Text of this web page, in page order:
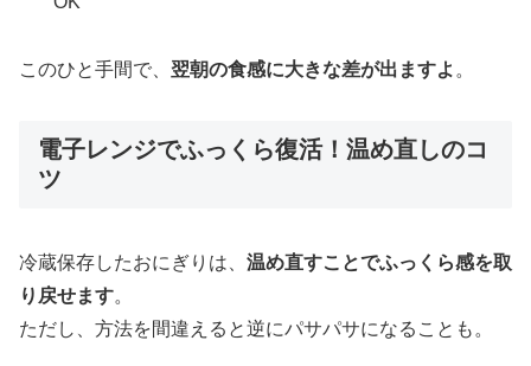
このひと手間で、 翌朝の食感に大きな差が出ますよ 。
電子レンジでふっくら復活！温め直しのコ
ツ
冷蔵保存したおにぎりは、 温め直すことでふっくら感を取
り戻せます。
ただし、方法を間違えると逆にパサパサになることも。